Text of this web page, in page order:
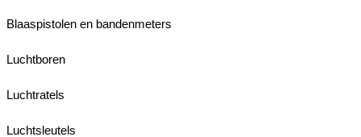
Blaaspistolen en bandenmeters
Luchtboren
Luchtratels
Luchtsleutels